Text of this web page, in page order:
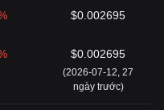
$0.002695
$0.002695
(2026-07-12, 27
ngày trước)